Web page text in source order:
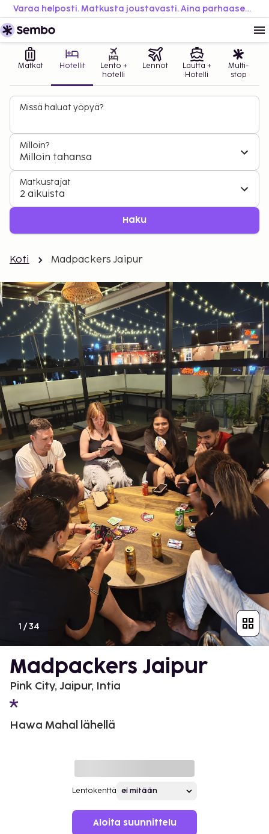
Varaa helposti. Matkusta joustavasti. Aina parhaaseen hintaan.
Matkat Hotellit
Lento +
hotelli
Lennot
Lautta +
Hotelli
Multi-
stop
Missä haluat yöpyä?
Milloin?
Milloin tahansa
Matkustajat
2 aikuista
Haku
Koti Madpackers Jaipur
1 /34
Madpackers Jaipur
Pink City, Jaipur, Intia
Hawa Mahal lähellä
Lentokenttä
Aloita suunnittelu